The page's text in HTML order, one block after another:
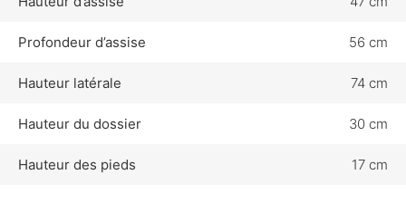
Profondeur d’assise 56 cm
Hauteur latérale 74 cm
Hauteur du dossier 30 cm
Hauteur des pieds 17 cm